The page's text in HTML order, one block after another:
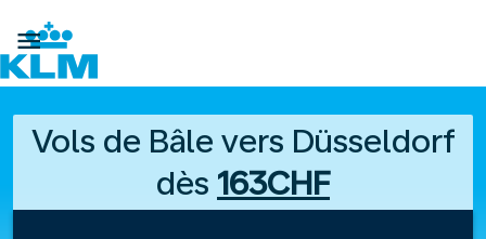

Vols de Bâle vers Düsseldorf
dès 163CHF